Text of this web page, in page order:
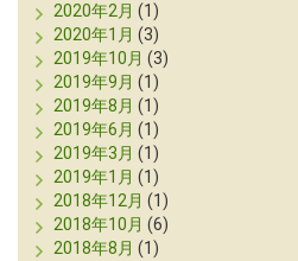
2020年2月 (1)
2020年1月 (3)
2019年10月 (3)
2019年9月 (1)
2019年8月 (1)
2019年6月 (1)
2019年3月 (1)
2019年1月 (1)
2018年12月 (1)
2018年10月 (6)
2018年8月 (1)